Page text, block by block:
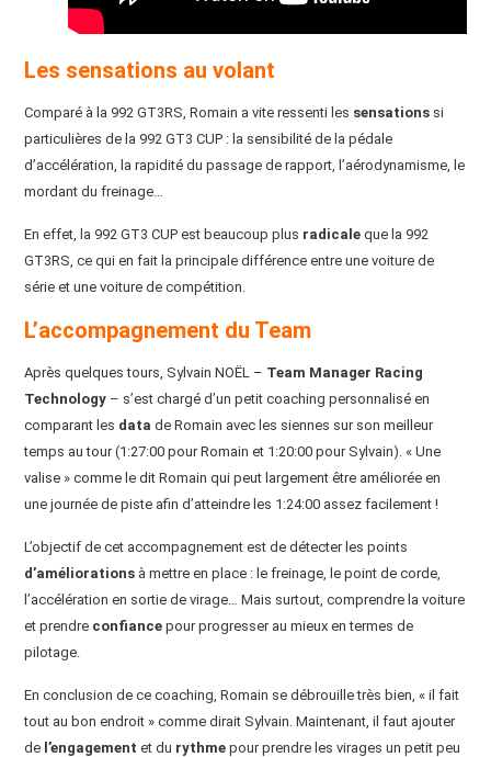
Les sensations au volant
Comparé à la 992 GT3RS, Romain a vite ressenti les sensations si
particulières de la 992 GT3 CUP : la sensibilité de la pédale
d’accélération, la rapidité du passage de rapport, l’aérodynamisme, le
mordant du freinage…
En effet, la 992 GT3 CUP est beaucoup plus radicale que la 992
GT3RS, ce qui en fait la principale différence entre une voiture de
série et une voiture de compétition.
L’accompagnement du Team
Après quelques tours, Sylvain NOËL – Team Manager Racing
Technology – s’est chargé d’un petit coaching personnalisé en
comparant les data de Romain avec les siennes sur son meilleur
temps au tour (1:27:00 pour Romain et 1:20:00 pour Sylvain). « Une
valise » comme le dit Romain qui peut largement être améliorée en
une journée de piste afin d’atteindre les 1:24:00 assez facilement !
L’objectif de cet accompagnement est de détecter les points
d’améliorations à mettre en place : le freinage, le point de corde,
l’accélération en sortie de virage… Mais surtout, comprendre la voiture
et prendre confiance pour progresser au mieux en termes de
pilotage.
En conclusion de ce coaching, Romain se débrouille très bien, « il fait
tout au bon endroit » comme dirait Sylvain. Maintenant, il faut ajouter
de l’engagement et du rythme pour prendre les virages un petit peu